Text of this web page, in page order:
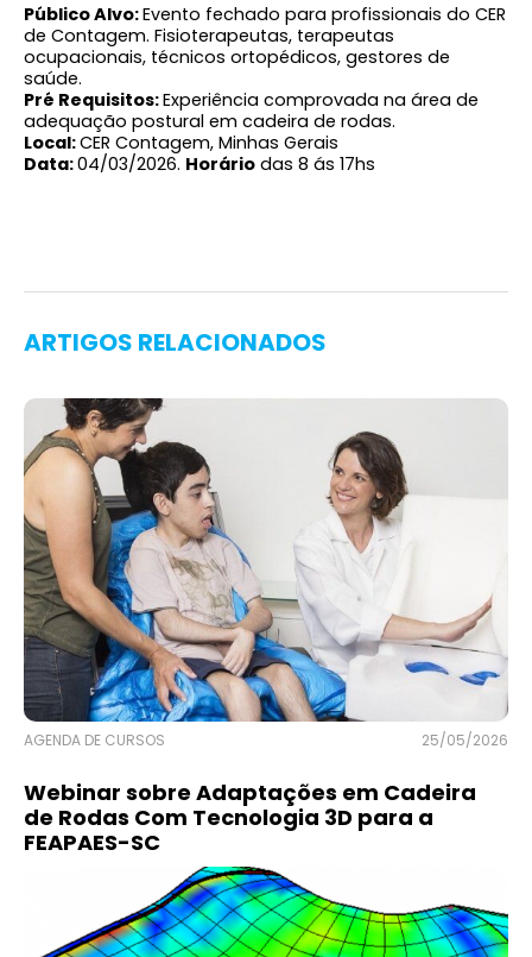
Público Alvo:Evento fechado para profissionais do CER
de Contagem. Fisioterapeutas, terapeutas
ocupacionais, técnicos ortopédicos, gestores de
saúde.
Pré Requisitos:Experiência comprovada na área de
adequação postural em cadeira de rodas.
Local:CER Contagem, Minhas Gerais
Data:04/03/2026. Horário das 8 ás 17hs
ARTIGOS RELACIONADOS
AGENDA DE CURSOS 25/05/2026
Webinar sobre Adaptações em Cadeira
de Rodas Com Tecnologia 3D para a
FEAPAES-SC